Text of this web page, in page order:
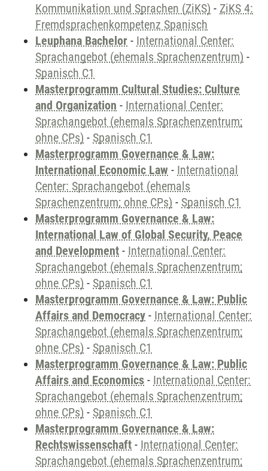
Kommunikation und Sprachen (ZiKS) - ZiKS 4:
Fremdsprachenkompetenz Spanisch
Leuphana Bachelor - International Center:
Sprachangebot (ehemals Sprachenzentrum) -
Spanisch C1
Masterprogramm Cultural Studies: Culture
and Organization - International Center:
Sprachangebot (ehemals Sprachenzentrum;
ohne CPs) - Spanisch C1
Masterprogramm Governance & Law:
International Economic Law - International
Center: Sprachangebot (ehemals
Sprachenzentrum; ohne CPs) - Spanisch C1
Masterprogramm Governance & Law:
International Law of Global Security, Peace
and Development - International Center:
Sprachangebot (ehemals Sprachenzentrum;
ohne CPs) - Spanisch C1
Masterprogramm Governance & Law: Public
Affairs and Democracy - International Center:
Sprachangebot (ehemals Sprachenzentrum;
ohne CPs) - Spanisch C1
Masterprogramm Governance & Law: Public
Affairs and Economics - International Center:
Sprachangebot (ehemals Sprachenzentrum;
ohne CPs) - Spanisch C1
Masterprogramm Governance & Law:
Rechtswissenschaft - International Center:
Sprachangebot (ehemals Sprachenzentrum;